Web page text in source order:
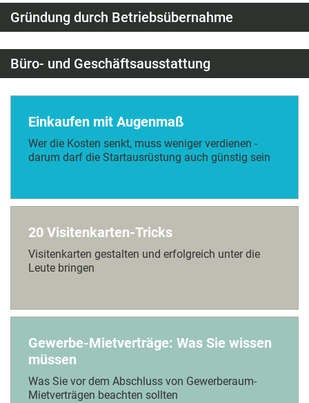
Gründung durch Betriebsübernahme
Büro- und Geschäftsausstattung
Einkaufen mit Augenmaß
Wer die Kosten senkt, muss weniger verdienen -
darum darf die Startausrüstung auch günstig sein
20 Visitenkarten-Tricks
Visitenkarten gestalten und erfolgreich unter die
Leute bringen
Gewerbe-Mietverträge: Was Sie wissen
müssen
Was Sie vor dem Abschluss von Gewerberaum-
Mietverträgen beachten sollten